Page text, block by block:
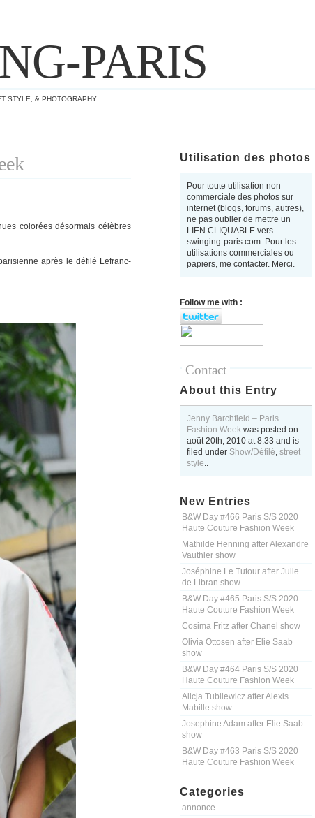
PARIS
STYLE, & PHOTOGRAPHY
Utilisation des photos
Pour toute utilisation non
commerciale des photos sur
internet (blogs, forums, autres),
ne pas oublier de mettre un
LIEN CLIQUABLE vers
swinging-paris.com. Pour les
utilisations commerciales ou
papiers, me contacter. Merci.
Follow me with :
Contact
About this Entry
Jenny Barchfield – Paris
Fashion Week was posted on
août 20th, 2010 at8.33 and is
filed under Show/Défilé, street
style..
New Entries
B&W Day #466 Paris S/S 2020
Haute Couture Fashion Week
Mathilde Henning after Alexandre
Vauthier show
Joséphine Le Tutour after Julie
de Libran show
B&W Day #465 Paris S/S 2020
Haute Couture Fashion Week
Cosima Fritz after Chanel show
Olivia Ottosen after Elie Saab
show
B&W Day #464 Paris S/S 2020
Haute Couture Fashion Week
Alicja Tubilewicz after Alexis
Mabille show
Josephine Adam after Elie Saab
show
B&W Day #463 Paris S/S 2020
Haute Couture Fashion Week
Categories
annonce
colorées désormais célèbres
après le défilé Lefranc-